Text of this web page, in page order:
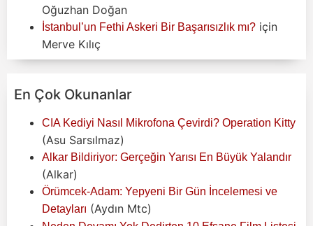
Oğuzhan Doğan
İstanbul’un Fethi Askeri Bir Başarısızlık mı? için
Merve Kılıç
En Çok Okunanlar
CIA Kediyi Nasıl Mikrofona Çevirdi? Operation Kitty
(Asu Sarsılmaz)
Alkar Bildiriyor: Gerçeğin Yarısı En Büyük Yalandır
(Alkar)
Örümcek-Adam: Yepyeni Bir Gün İncelemesi ve
Detayları (Aydın Mtc)